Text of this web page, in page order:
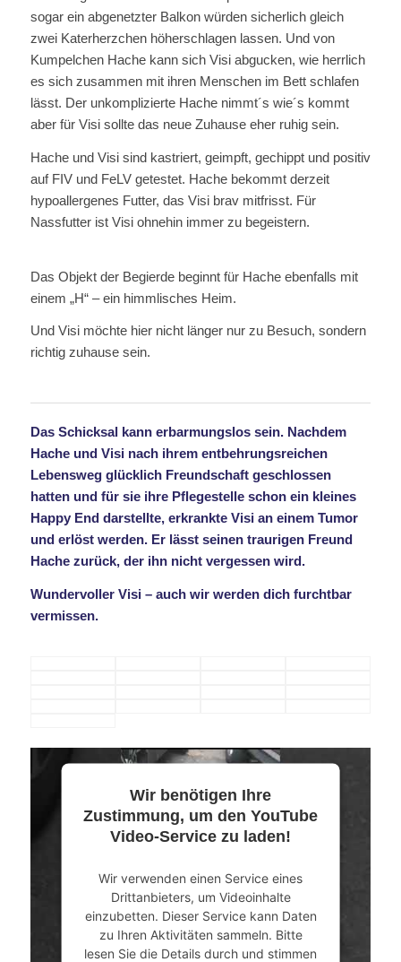
sogar ein abgenetzter Balkon würden sicherlich gleich
zwei Katerherzchen höherschlagen lassen. Und von
Kumpelchen Hache kann sich Visi abgucken, wie herrlich
es sich zusammen mit ihren Menschen im Bett schlafen
lässt. Der unkomplizierte Hache nimmt´s wie´s kommt
aber für Visi sollte das neue Zuhause eher ruhig sein.
Hache und Visi sind kastriert, geimpft, gechippt und positiv
auf FIV und FeLV getestet. Hache bekommt derzeit
hypoallergenes Futter, das Visi brav mitfrisst. Für
Nassfutter ist Visi ohnehin immer zu begeistern.
Das Objekt der Begierde beginnt für Hache ebenfalls mit
einem „H“ – ein himmlisches Heim.
Und Visi möchte hier nicht länger nur zu Besuch, sondern
richtig zuhause sein.
Das Schicksal kann erbarmungslos sein. Nachdem
Hache und Visi nach ihrem entbehrungsreichen
Lebensweg glücklich Freundschaft geschlossen
hatten und für sie ihre Pflegestelle schon ein kleines
Happy End darstellte, erkrankte Visi an einem Tumor
und erlöst werden. Er lässt seinen traurigen Freund
Hache zurück, der ihn nicht vergessen wird.
Wundervoller Visi – auch wir werden dich furchtbar
vermissen.
Wir benötigen Ihre
Zustimmung, um den YouTube
Video-Service zu laden!
Wir verwenden einen Service eines
Drittanbieters, um Videoinhalte
einzubetten. Dieser Service kann Daten
zu Ihren Aktivitäten sammeln. Bitte
lesen Sie die Details durch und stimmen